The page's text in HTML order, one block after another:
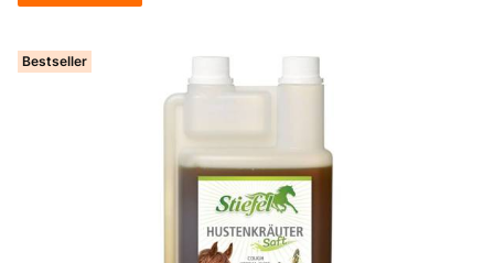
Bestseller